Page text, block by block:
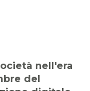
nell'era
del